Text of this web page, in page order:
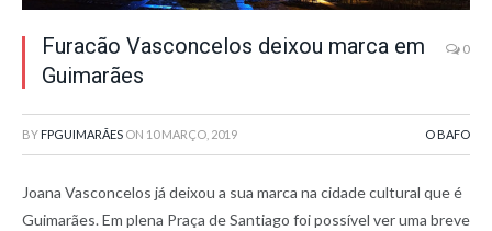
Furacão Vasconcelos deixou marca em
Guimarães
0
BY FPGUIMARÃES ON 10 MARÇO, 2019 O BAFO
Joana Vasconcelos já deixou a sua marca na cidade cultural que é
Guimarães. Em plena Praça de Santiago foi possível ver uma breve